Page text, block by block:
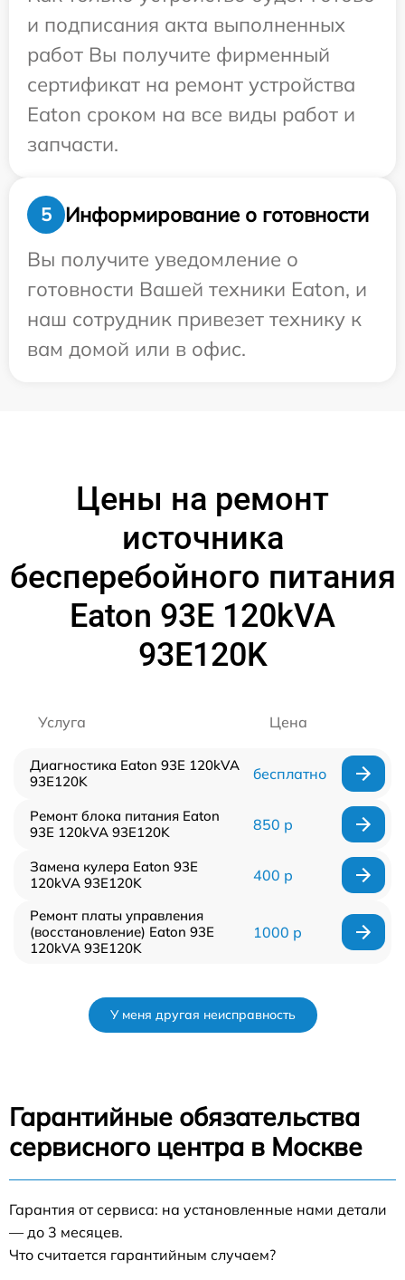
и подписания акта выполненных
работ Вы получите фирменный
сертификат на ремонт устройства
Eaton сроком на все виды работ и
запчасти.
5
Информирование о готовности
Вы получите уведомление о
готовности Вашей техники Eaton, и
наш сотрудник привезет технику к
вам домой или в офис.
Цены на ремонт
источника
бесперебойного питания
Eaton 93E 120kVA
93E120K
Услуга Цена
Диагностика Eaton 93E 120kVA
93E120K
бесплатно
Ремонт блока питания Eaton
93E 120kVA 93E120K
850 р
Замена кулера Eaton 93E
120kVA 93E120K
400 р
Ремонт платы управления
(восстановление) Eaton 93E
120kVA 93E120K
1000 р
У меня другая неисправность
Гарантийные обязательства
сервисного центра в Москве
Гарантия от сервиса: на установленные нами детали
— до 3 месяцев.
Что считается гарантийным случаем?